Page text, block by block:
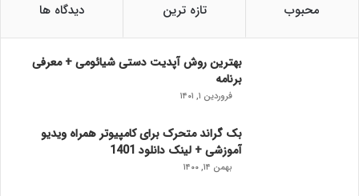
محبوب تازه ترین دیدگاه ها
بهترین روش آپدیت دستی شیائومی + معرفی
برنامه
فروردین ۱, ۱۴۰۱
بک گراند متحرک برای کامپیوتر همراه ویدیو
آموزشی + لینک دانلود 1401
بهمن ۱۴, ۱۴۰۰